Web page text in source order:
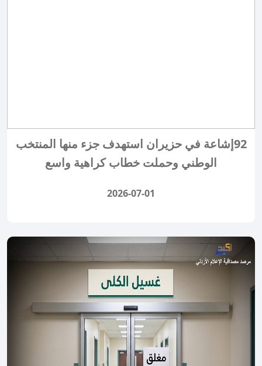
92إشاعة في حزيران استهدف جزء منها المنتخب
الوطني وحملت خطاب كراهية واسع
2026-07-01